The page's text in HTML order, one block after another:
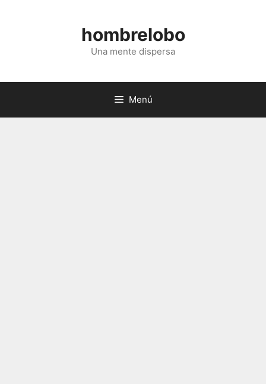
hombrelobo
Una mente dispersa
Menú